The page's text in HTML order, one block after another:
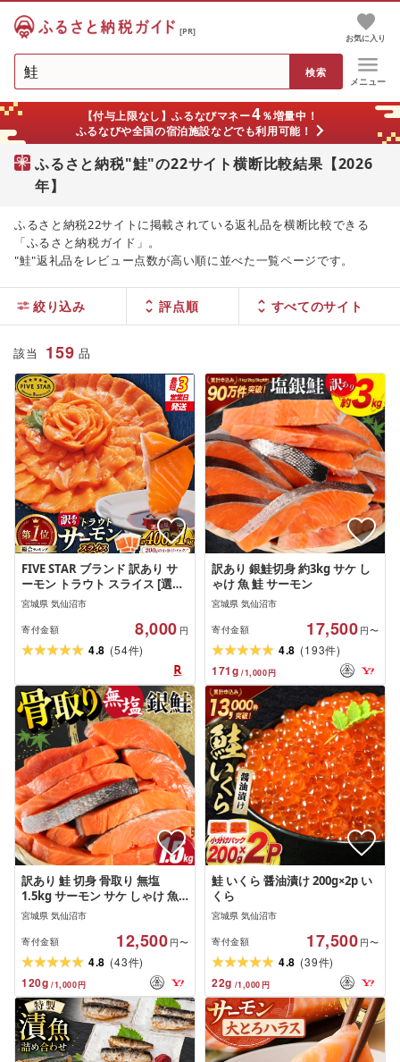
[PR]
お気に入り
メニュー
【付与上限なし】ふるなびマネー4％増量中！
ふるなびや全国の宿泊施設などでも利用可能！
ふるさと納税"鮭"の22サイト横断比較結果【2026
年】
ふるさと納税22サイトに掲載されている返礼品を横断比較できる
「ふるさと納税ガイド」。
"鮭"返礼品をレビュー点数が高い順に並べた一覧ページです。
絞り込み 評点順
該当 159 品
FIVE STAR ブランド 訳あり サ
ーモン トラウト スライス [選べ
る内容量] 400g 600g 800g 1kg
[カネダイ 気仙沼市 20566193]
魚 魚介類 刺身 小分け 冷凍 鮭 さ
け 海鮮 切り落とし 生食用 真空
パック さけ サケ 食品 生食 サー
宮城県 気仙沼市
寄付金額 8,000 円
4.8 (54件)
訳あり 銀鮭切身 約3kg サケ し
ゃけ 魚 鮭 サーモン
宮城県 気仙沼市
寄付金額 17,500 円〜
4.8 (193件)
171g /1,000円
訳あり 鮭 切身 骨取り 無塩
1.5kg サーモン サケ しゃけ 魚
銀鮭
宮城県 気仙沼市
寄付金額 12,500 円〜
4.8 (43件)
120g /1,000円
鮭 いくら 醤油漬け 200g×2p い
くら
宮城県 気仙沼市
寄付金額 17,500 円〜
4.8 (39件)
22g /1,000 円